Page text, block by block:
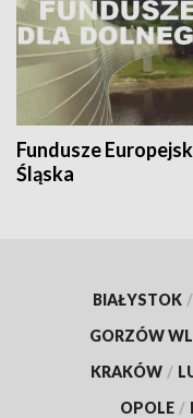
Fundusze
Śląska
BIAŁYSTOK /
GORZÓW
KRAKÓW /
OPOLE /